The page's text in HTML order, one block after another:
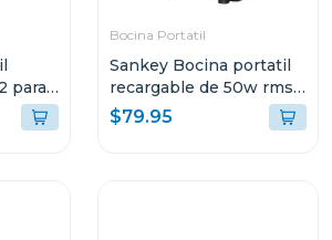
para
Bocina Portatil
Sankey Bocina portatil
recargable de 50w rms
bluetooth pa12dcm
$79.95